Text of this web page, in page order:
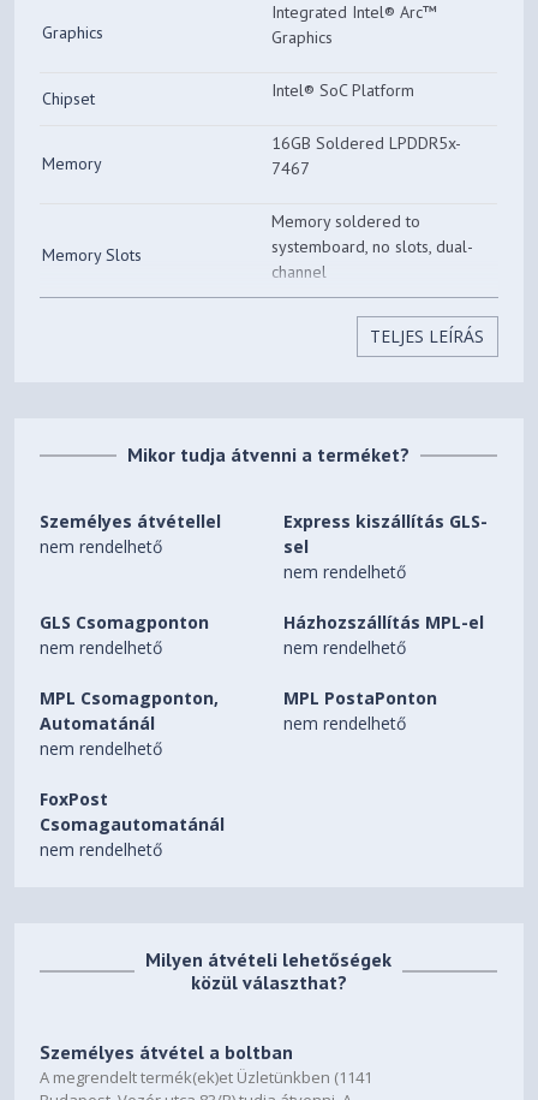
Graphics
Integrated Intel® Arc™
Graphics
Chipset Intel® SoC Platform
Memory
16GB Soldered LPDDR5x-
7467
Memory Slots
Memory soldered to
systemboard, no slots, dual-
channel
16GB soldered memory, not
One M.2 2242 PCIe® 4.0 x4
slot
Card Reader microSD Card Reader
Audio Chip
High Definition (HD) Audio,
Realtek® ALC3306 codec
Speakers
2x, Array
Power Adapter 65W USB-C® (3-pin)
TELJES LEÍRÁS
Mikor tudja átvenni a terméket?
Személyes átvétellel
nem rendelhető
Express kiszállítás GLS-
sel
nem rendelhető
GLS Csomagponton
nem rendelhető
Házhozszállítás MPL-el
nem rendelhető
MPL Csomagponton,
Automatánál
nem rendelhető
MPL PostaPonton
nem rendelhető
FoxPost
Csomagautomatánál
nem rendelhető
Milyen átvételi lehetőségek
közül választhat?
Személyes átvétel a boltban
A megrendelt termék(ek)et Üzletünkben (1141